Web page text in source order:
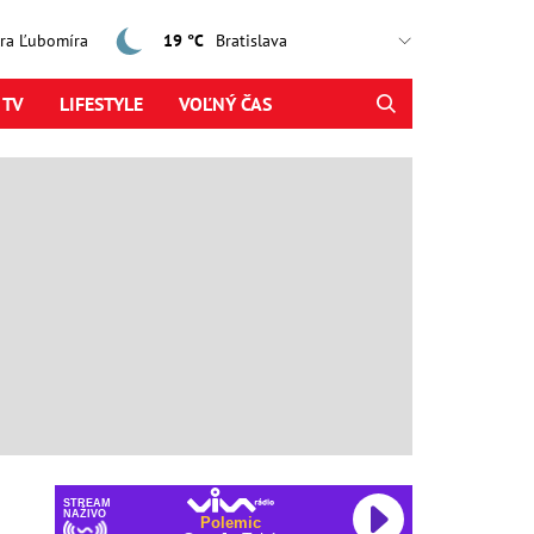
Ľubomíra 19 °C
LIFESTYLE VOĽNÝ ČAS
STREAM
NAŽIVO
Polemic